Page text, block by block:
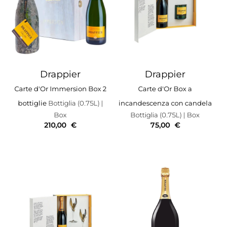
Drappier
Carte d'Or Immersion Box 2
bottiglieBottiglia (0.75L) |
Box
210,00 €
Drappier
Carte d'Or Box a
incandescenza con candela
Bottiglia (0.75L) | Box
75,00 €